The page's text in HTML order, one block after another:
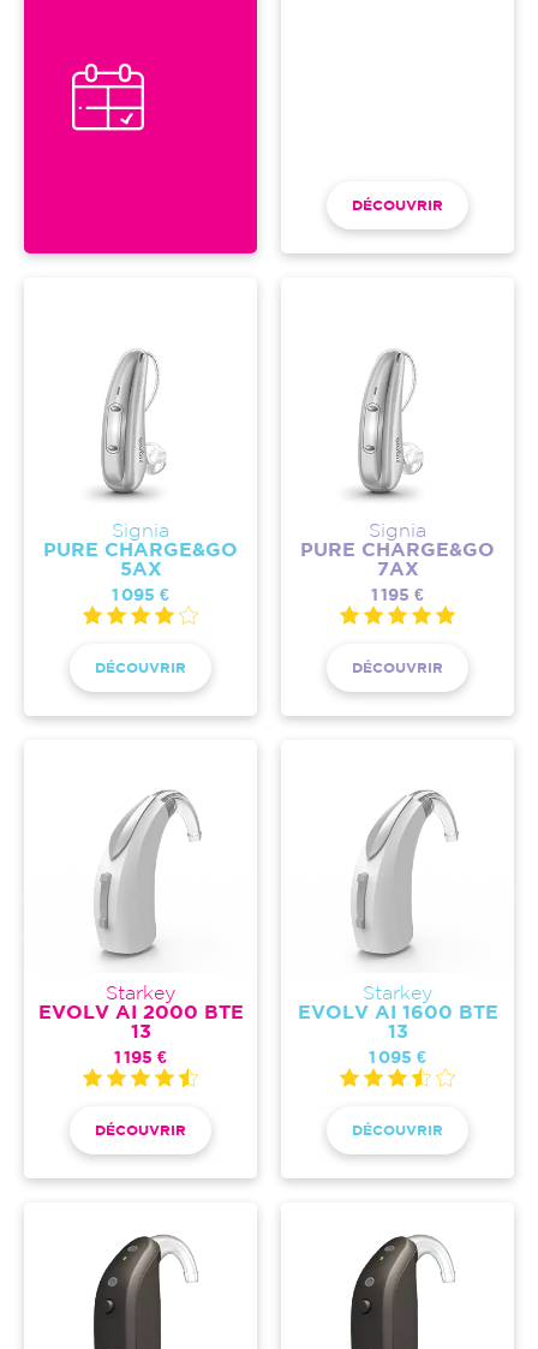
DÉCOUVRIR
Signia
PURE CHARGE&GO
5AX
1 095 €
DÉCOUVRIR
Signia
PURE CHARGE&GO
7AX
1 195 €
DÉCOUVRIR
Starkey
EVOLV AI 2000 BTE
13
1 195 €
DÉCOUVRIR
Starkey
EVOLV AI 1600 BTE
13
1 095 €
DÉCOUVRIR